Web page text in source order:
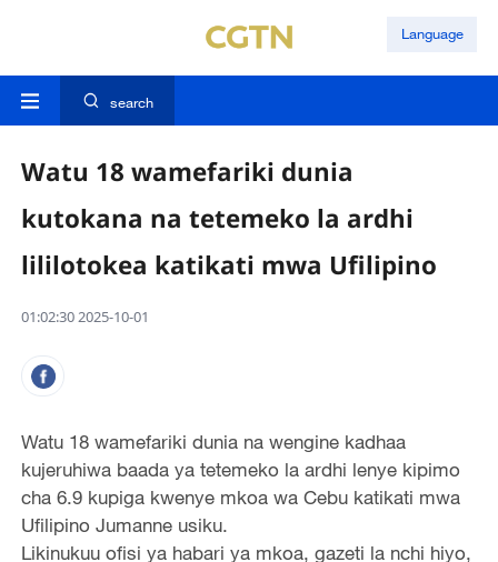
Language
search
Watu 18 wamefariki dunia
kutokana na tetemeko la ardhi
lililotokea katikati mwa Ufilipino
01:02:30 2025-10-01
Watu 18 wamefariki dunia na wengine kadhaa
kujeruhiwa baada ya tetemeko la ardhi lenye kipimo
cha 6.9 kupiga kwenye mkoa wa Cebu katikati mwa
Ufilipino Jumanne usiku.
Likinukuu ofisi ya habari ya mkoa, gazeti la nchi hiyo,